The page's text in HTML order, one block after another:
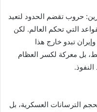
حروب تقضم الحدود لتعيد
التي تحكم العالم. لكن
تبدو خارج هذا
بل معركة لكسر العظام
الترسانات العسكرية، بل